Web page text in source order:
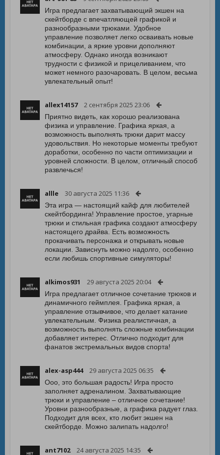
Игра предлагает захватывающий экшен на
скейтборде с впечатляющей графикой и
разнообразными трюками. Удобное
управление позволяет легко осваивать новые
комбинации, а яркие уровни дополняют
атмосферу. Однако иногда возникают
трудности с физикой и прицеливанием, что
может немного разочаровать. В целом, весьма
увлекательный опыт!
allex14157 2 сентября 2025 23:06
Приятно видеть, как хорошо реализована
физика и управление. Графика яркая, а
возможность выполнять трюки дарит массу
удовольствия. Но некоторые моменты требуют
доработки, особенно по части оптимизации и
уровней сложности. В целом, отличный способ
развлечься!
allle 30 августа 2025 11:36
Эта игра — настоящий кайф для любителей
скейтбординга! Управление простое, угарные
трюки и стильная графика создают атмосферу
настоящего драйва. Есть возможность
прокачивать персонажа и открывать новые
локации. Зависнуть можно надолго, особенно
если любишь спортивные симуляторы!
alkimos931 29 августа 2025 20:04
Игра предлагает отличное сочетание трюков и
динамичного геймплея. Графика яркая, а
управление отзывчивое, что делает катание
увлекательным. Физика реалистичная, а
возможность выполнять сложные комбинации
добавляет интерес. Отлично подходит для
фанатов экстремальных видов спорта!
alex-asp444 29 августа 2025 06:35
Ооо, это большая радость! Игра просто
заполняет адреналином. Захватывающие
трюки и управление – отличное сочетание!
Уровни разнообразные, а графика радует глаз.
Подходит для всех, кто любит экшен на
скейтборде. Можно залипать надолго!
ant7102 24 августа 2025 14:35